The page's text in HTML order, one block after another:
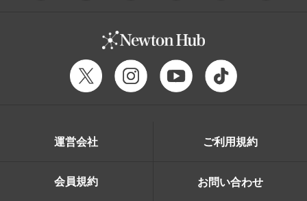
運営会社 ご利用規約
会員規約 お問い合わせ